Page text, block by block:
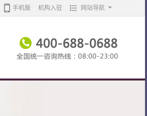
手机版 机构入驻 网站导航